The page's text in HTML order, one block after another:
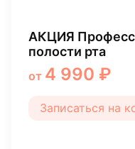
брекетами